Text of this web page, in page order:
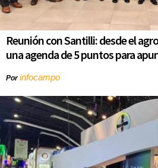
Reunión con Santilli: desde el
una agenda de 5 puntos para
Porinfocampo